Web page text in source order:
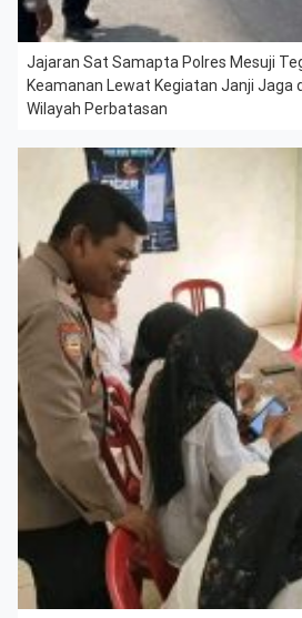
Jajaran Sat Samapta Polres Mesuji
Keamanan Lewat Kegiatan Janji Jaga
Wilayah Perbatasan